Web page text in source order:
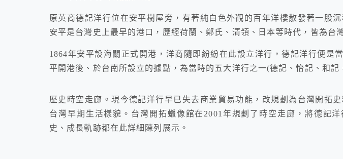
原英商德記洋行位在安平樹屋旁，有著純白色外觀的百年洋樓散發著一股沉
安平是台灣史上最早的港口，歷經荷蘭、鄭氏、清領、日本等時代，皆為台
1864年安平設海關正式開港，洋商隨即紛紛在此設立洋行，德記洋行便是
平開港後、於台南所設立的據點，為當時的五大洋行之一(德記、怡記、和記
歷史時空走廊。現今德記洋行早已失去商業貿易功能，改規劃為台灣開拓
台灣早期生活樣貌。台灣開拓蠟像館在2001年規劃了時空走廊，將德記
史、成長軌跡都在此詳細陳列展示。